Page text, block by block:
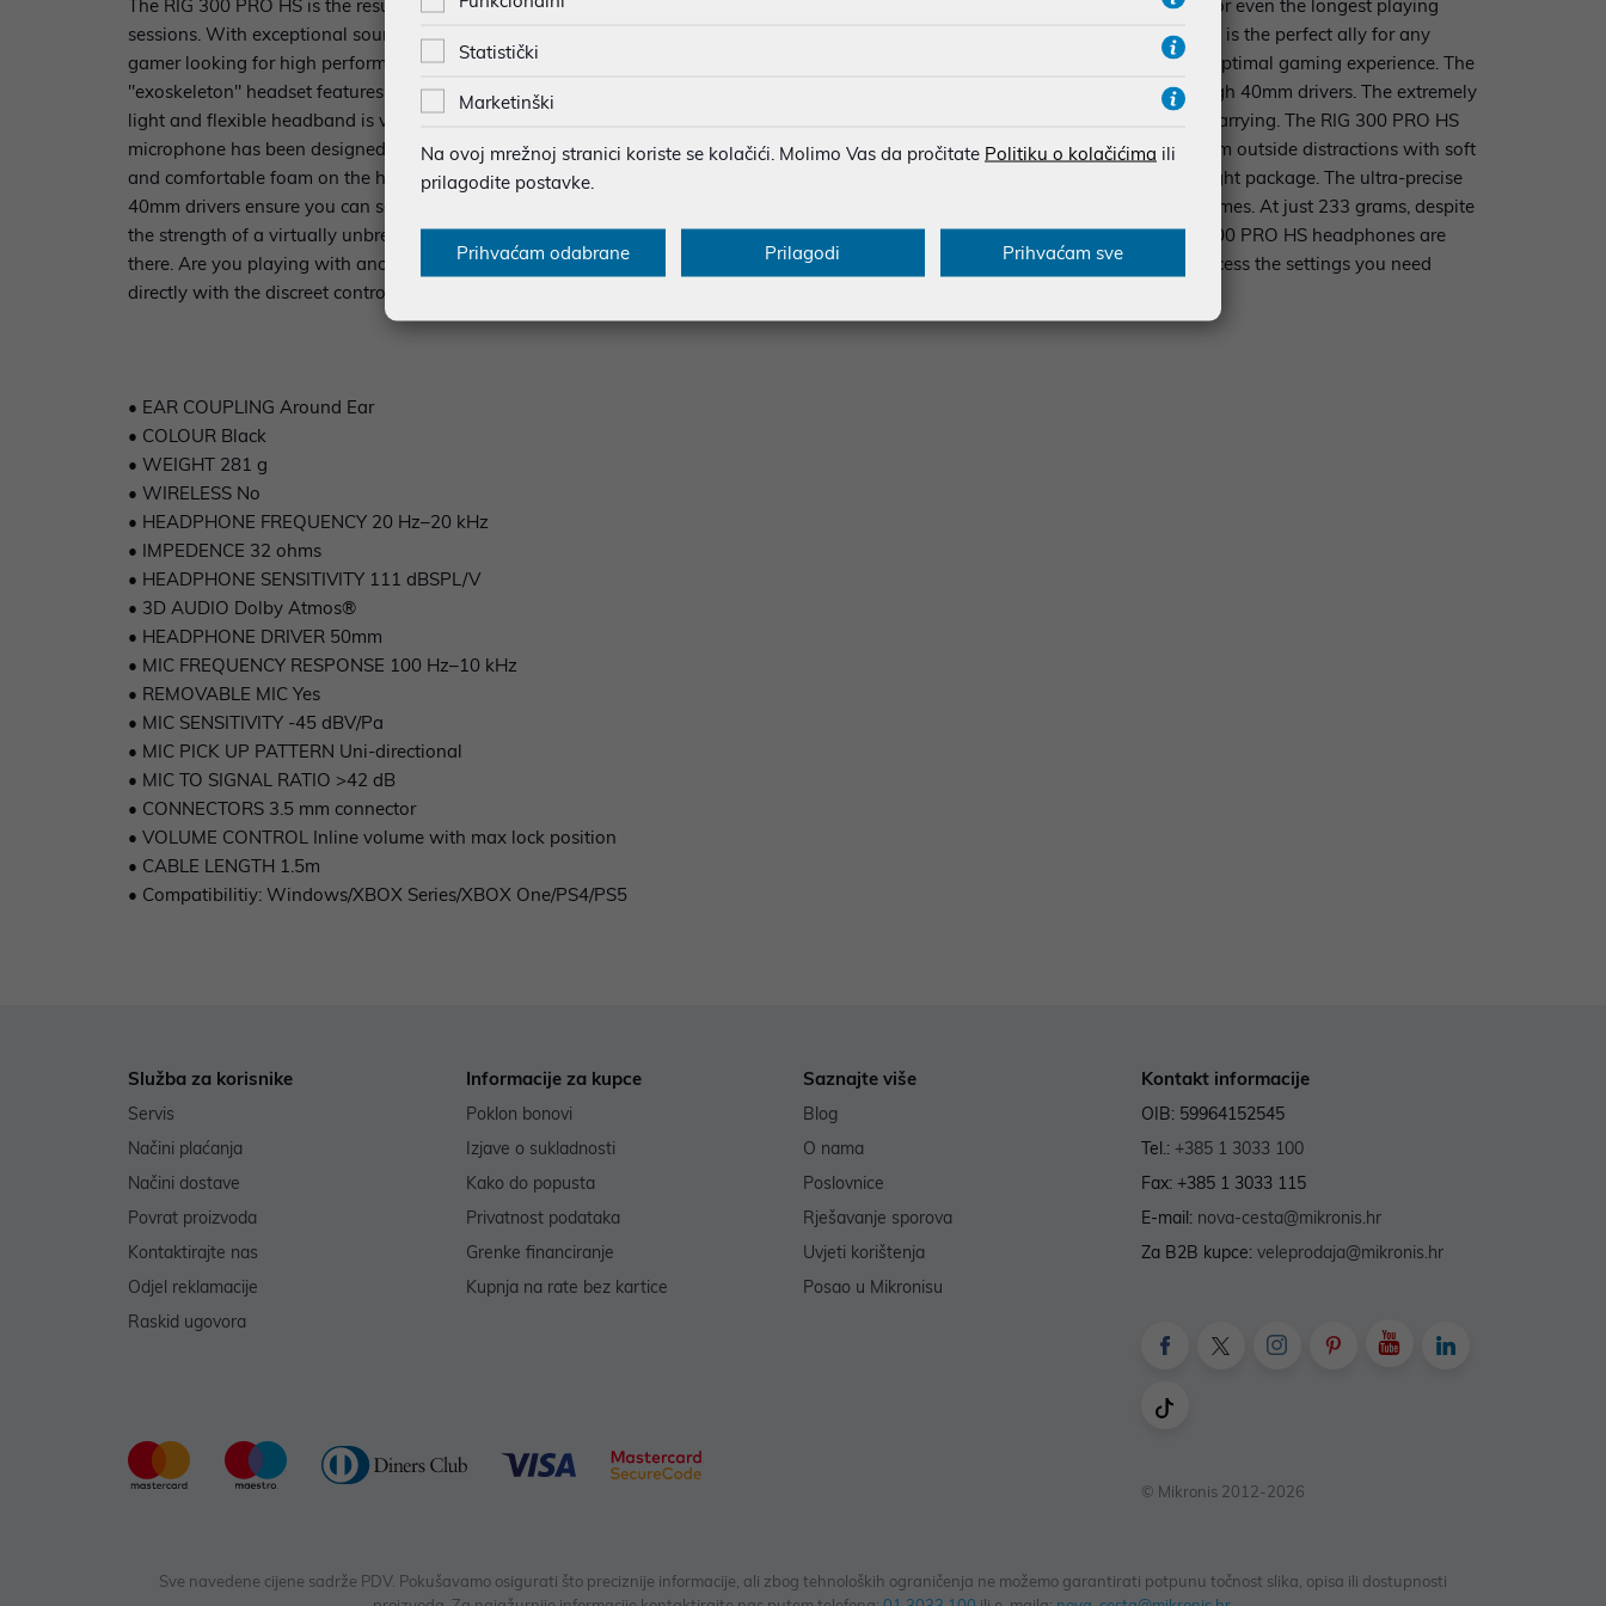
The RIG 300 PRO HS is the result of a combination of high performance and comfort, making it a piece of equipment you can trust for even the longest playing
sessions. With exceptional sound quality, an easy-access microphone and an innovative design for comfort, this Playstation headset is the perfect ally for any
gamer looking for high performance in an affordable package. The RIG 300 PRO HS headphones boast a redesigned design for an optimal gaming experience. The
"exoskeleton" headset features lightweight and just large enough ear pads that envelop the entire ear and deliver clear sound through 40mm drivers. The extremely
light and flexible headband is virtually unbreakable. The shorter and more discreet microphone can be folded for easy storage and carrying. The RIG 300 PRO HS
microphone has been designed using state-of-the-art technology and is so lightweight you won't even know it's there. Protected from outside distractions with soft
and comfortable foam on the headband and ear pads that surround the entire ear, you can experience total immersion in a lightweight package. The ultra-precise
40mm drivers ensure you can seamlessly transition between deep bass and clear treble in the vast soundscapes of your favourite games. At just 233 grams, despite
the strength of a virtually unbreakable headband and the ability to adjust the size in 3 different ways, you'll hardly realise the RIG 300 PRO HS headphones are
there. Are you playing with another player you can barely hear? Or do you ever want to quickly turn off the microphone? You can access the settings you need
directly with the discreet control built into the cable: navigating the console menus is a thing of the past!
• EAR COUPLING Around Ear
• COLOUR Black
• WEIGHT 281 g
• WIRELESS No
• HEADPHONE FREQUENCY 20 Hz–20 kHz
• IMPEDENCE 32 ohms
• HEADPHONE SENSITIVITY 111 dBSPL/V
• 3D AUDIO Dolby Atmos®
• HEADPHONE DRIVER 50mm
• MIC FREQUENCY RESPONSE 100 Hz–10 kHz
• REMOVABLE MIC Yes
• MIC SENSITIVITY -45 dBV/Pa
• MIC PICK UP PATTERN Uni-directional
• MIC TO SIGNAL RATIO >42 dB
• CONNECTORS 3.5 mm connector
• VOLUME CONTROL Inline volume with max lock position
• CABLE LENGTH 1.5m
• Compatibilitiy: Windows/XBOX Series/XBOX One/PS4/PS5
Služba za korisnike
Servis
Načini plaćanja
Načini dostave
Povrat proizvoda
Kontaktirajte nas
Odjel reklamacije
Raskid ugovora
Informacije za kupce
Poklon bonovi
Izjave o sukladnosti
Kako do popusta
Privatnost podataka
Grenke financiranje
Kupnja na rate bez kartice
Saznajte više
Blog
O nama
Poslovnice
Rješavanje sporova
Uvjeti korištenja
Posao u Mikronisu
Kontakt informacije
OIB: 59964152545
Tel.: +385 1 3033 100
Fax: +385 1 3033 115
E-mail: nova-cesta@mikronis.hr
Za B2B kupce: veleprodaja@mikronis.hr
© Mikronis 2012-2026
Sve navedene cijene sadrže PDV. Pokušavamo osigurati što preciznije informacije, ali zbog tehnoloških ograničenja ne možemo garantirati potpunu točnost slika, opisa ili dostupnosti
Statistički
Marketinški
Na ovoj mrežnoj stranici koriste se kolačići. Molimo Vas da pročitate Politiku o kolačićima ili
prilagodite postavke.
Prihvaćam odabrane Prilagodi Prihvaćam sve